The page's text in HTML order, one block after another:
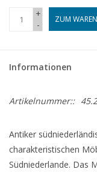
+
-
ZUM
Informationen
Artikelnummer::
Antiker
charakteristischen
Südniederlande. Das